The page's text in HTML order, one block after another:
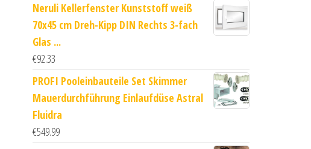
Neruli Kellerfenster Kunststoff weiß
70x45 cm Dreh-Kipp DIN Rechts 3-fach
Glas ...
€92.33
PROFI Pooleinbauteile Set Skimmer
Mauerdurchführung Einlaufdüse Astral
Fluidra
€549.99